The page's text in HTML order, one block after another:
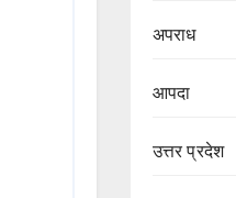
अपराध
आपदा
उत्तर प्रदेश